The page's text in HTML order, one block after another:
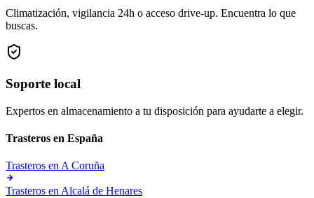
Climatización, vigilancia 24h o acceso drive-up. Encuentra lo que
buscas.
Soporte local
Expertos en almacenamiento a tu disposición para ayudarte a elegir.
Trasteros en España
Trasteros en A Coruña
Trasteros en Alcalá de Henares